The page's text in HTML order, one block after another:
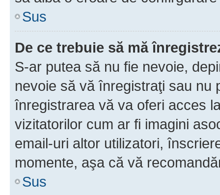
Sus
De ce trebuie să mă
S-ar putea să nu fie nevoie,
nevoie să vă înregistraţi sau nu
înregistrarea vă va oferi acces
vizitatorilor cum ar fi imagini
email-uri altor utilizatori,
momente, aşa că vă
Sus